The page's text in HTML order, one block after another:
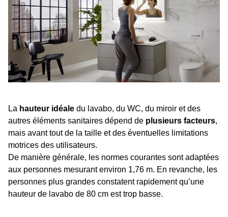
La hauteur idéale du lavabo, du WC, du miroir et des
autres éléments sanitaires dépend de plusieurs facteurs,
mais avant tout de la taille et des éventuelles limitations
motrices des utilisateurs.
De manière générale, les normes courantes sont adaptées
aux personnes mesurant environ 1,76 m. En revanche, les
personnes plus grandes constatent rapidement qu’une
hauteur de lavabo de 80 cm est trop basse.